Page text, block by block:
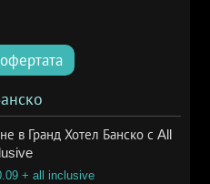
в Гранд Хотел Банско с All
+ all inclusive